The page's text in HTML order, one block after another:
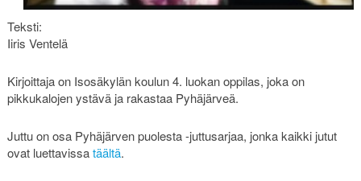
Teksti:
Iiris Ventelä
Kirjoittaja on Isosäkylän koulun 4. luokan oppilas, joka on
pikkukalojen ystävä ja rakastaa Pyhäjärveä.
Juttu on osa Pyhäjärven puolesta -juttusarjaa, jonka kaikki jutut
ovat luettavissatäältä.